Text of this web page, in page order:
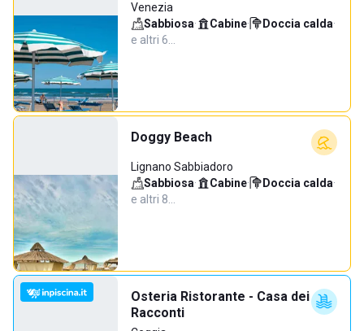
Venezia
Sabbiosa· Cabine· Doccia calda·
e altri 6…
Doggy Beach
Lignano Sabbiadoro
Sabbiosa· Cabine· Doccia calda·
e altri 8…
Osteria Ristorante - Casa dei
Racconti